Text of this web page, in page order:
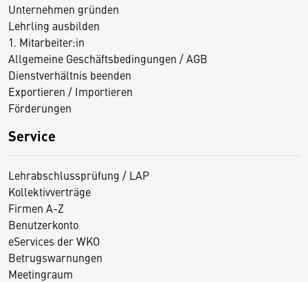
Unternehmen gründen
Lehrling ausbilden
1. Mitarbeiter:in
Allgemeine Geschäftsbedingungen / AGB
Dienstverhältnis beenden
Exportieren / Importieren
Förderungen
Service
Lehrabschlussprüfung / LAP
Kollektivverträge
Firmen A-Z
Benutzerkonto
eServices der WKO
Betrugswarnungen
Meetingraum